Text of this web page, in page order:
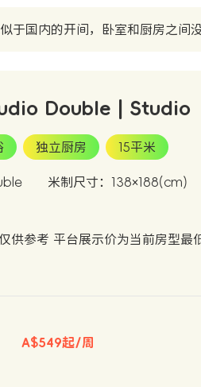
于国内的开间，卧室和厨房之间
Double | Studio
独立厨房 15平米
米制尺寸：138×188(cm)
供参考 平台展示价为当前房型
A$549起/周